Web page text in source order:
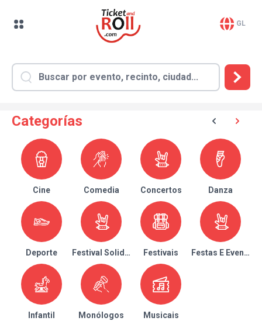
GL
Categorías
Cine Comedia Concertos Danza
Deporte Festival Solidario Festivais Festas E Eventos
Infantil Monólogos Musicais